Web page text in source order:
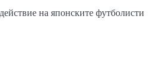
на японските футболисти